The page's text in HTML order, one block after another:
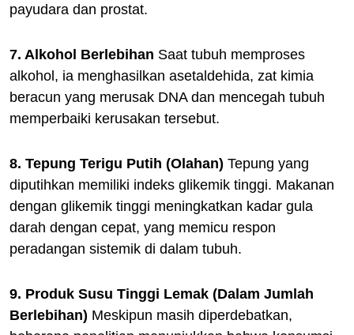
payudara dan prostat.
7. Alkohol Berlebihan Saat tubuh memproses
alkohol, ia menghasilkan asetaldehida, zat kimia
beracun yang merusak DNA dan mencegah tubuh
memperbaiki kerusakan tersebut.
8. Tepung Terigu Putih (Olahan) Tepung yang
diputihkan memiliki indeks glikemik tinggi. Makanan
dengan glikemik tinggi meningkatkan kadar gula
darah dengan cepat, yang memicu respon
peradangan sistemik di dalam tubuh.
9. Produk Susu Tinggi Lemak (Dalam Jumlah
Berlebihan) Meskipun masih diperdebatkan,